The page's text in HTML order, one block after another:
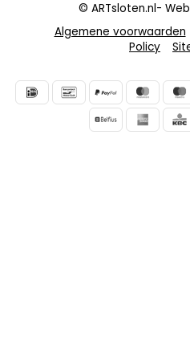
Algemene voorwaarden
Policy
© ARTsloten.nl-